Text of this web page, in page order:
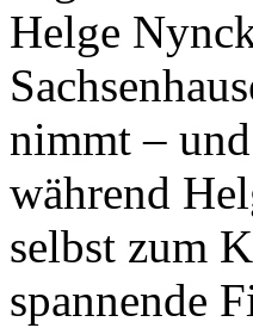
Helge
nimmt –
während
selbst zum
spannende